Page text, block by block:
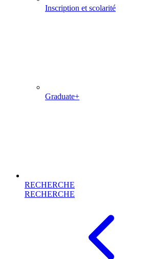
Inscription et scolarité
Graduate+
RECHERCHE
RECHERCHE